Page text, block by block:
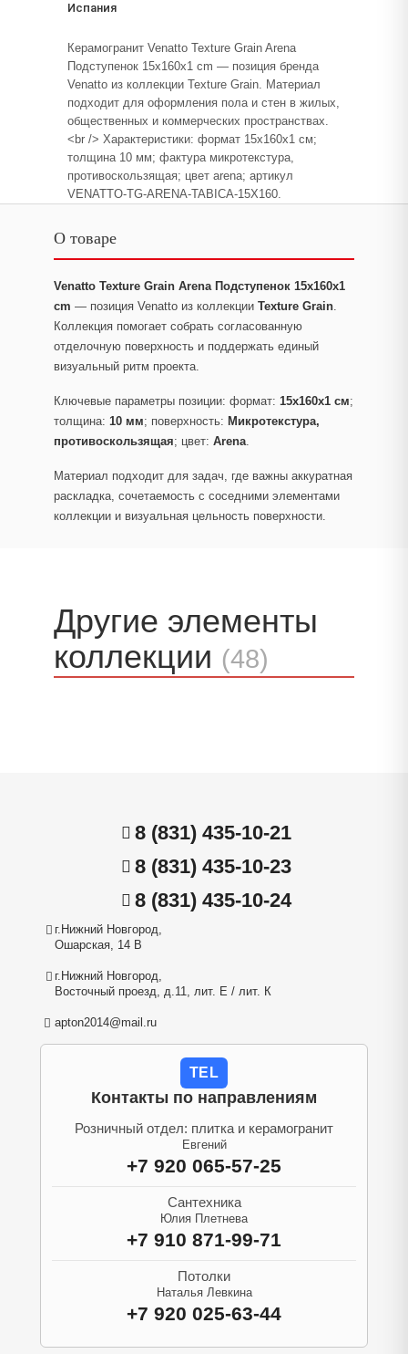
Испания
Керамогранит Venatto Texture Grain Arena
Подступенок 15x160x1 cm — позиция бренда
Venatto из коллекции Texture Grain. Материал
подходит для оформления пола и стен в жилых,
общественных и коммерческих пространствах.
<br /> Характеристики: формат 15x160x1 см;
толщина 10 мм; фактура микротекстура,
противоскользящая; цвет arena; артикул
VENATTO-TG-ARENA-TABICA-15X160.
О товаре
Venatto Texture Grain Arena Подступенок 15x160x1
cm — позиция Venatto из коллекции Texture Grain.
Коллекция помогает собрать согласованную
отделочную поверхность и поддержать единый
визуальный ритм проекта.
Ключевые параметры позиции: формат: 15x160x1 см;
толщина: 10 мм; поверхность: Микротекстура,
противоскользящая; цвет: Arena.
Материал подходит для задач, где важны аккуратная
раскладка, сочетаемость с соседними элементами
коллекции и визуальная цельность поверхности.
Другие элементы
коллекции (48)
8 (831) 435-10-21
8 (831) 435-10-23
8 (831) 435-10-24
г.Нижний Новгород,
Ошарская, 14 В
г.Нижний Новгород,
Восточный проезд, д.11, лит. Е / лит. К
apton2014@mail.ru
TEL
Контакты по направлениям
Розничный отдел: плитка и керамогранит
Евгений
+7 920 065-57-25
Сантехника
Юлия Плетнева
+7 910 871-99-71
Потолки
Наталья Левкина
+7 920 025-63-44